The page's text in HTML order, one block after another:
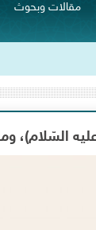
مقالات وبحوث
السّلام)،